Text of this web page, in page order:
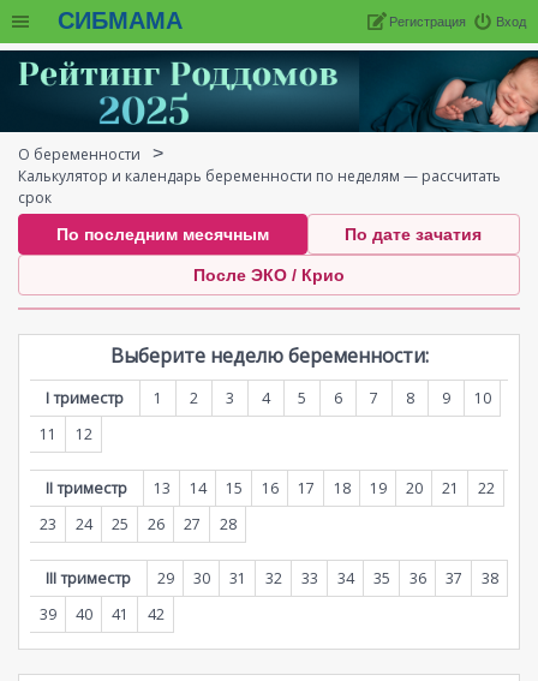
СИБМАМА Вход
Регистрация
О беременности
Калькулятор и календарь беременности по неделям — рассчитать
срок
По последним месячным По дате зачатия
После ЭКО / Крио
Выберите неделю беременности:
I триместр 1 2 3 4 5 6 7 8 9
10
11
12
II триместр 13 14 15 16 17 18 19 20 21
22
23
24 25 26 27 28
III триместр 29 30 31 32 33 34 35 36 37
38
39
40 41 42